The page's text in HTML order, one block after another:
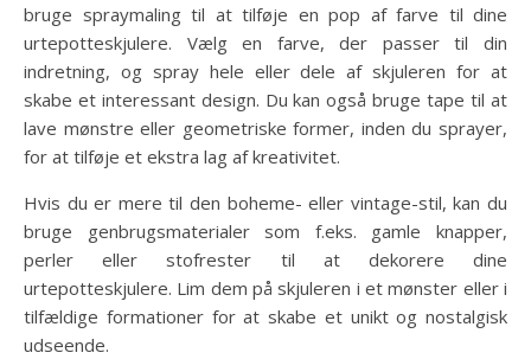
bruge spraymaling til at tilføje en pop af farve til dine
urtepotteskjulere. Vælg en farve, der passer til din
indretning, og spray hele eller dele af skjuleren for at
skabe et interessant design. Du kan også bruge tape til at
lave mønstre eller geometriske former, inden du sprayer,
for at tilføje et ekstra lag af kreativitet.
Hvis du er mere til den boheme- eller vintage-stil, kan du
bruge genbrugsmaterialer som f.eks. gamle knapper,
perler eller stofrester til at dekorere dine
urtepotteskjulere. Lim dem på skjuleren i et mønster eller i
tilfældige formationer for at skabe et unikt og nostalgisk
udseende.